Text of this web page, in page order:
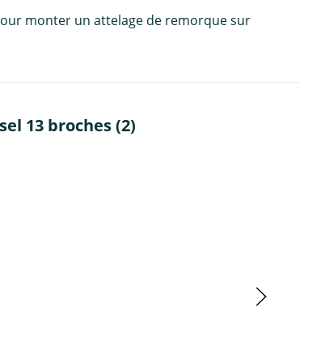
monter un attelage de remorque sur
13 broches (2)